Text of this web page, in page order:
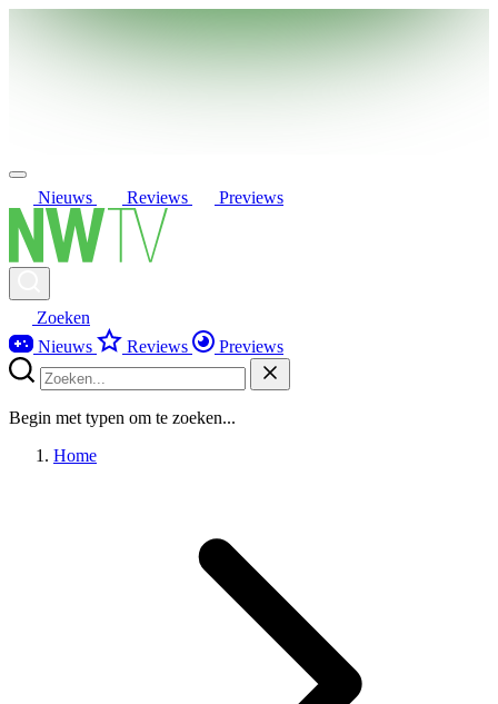
Nieuws Reviews Previews
Zoeken
Nieuws
Reviews Previews
Begin met typen om te zoeken...
Home